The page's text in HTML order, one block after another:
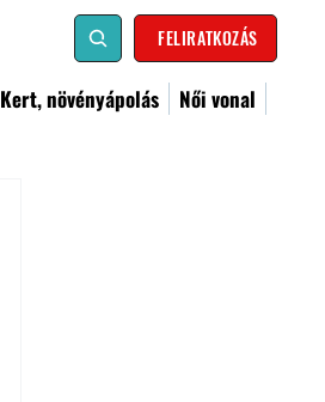
FELIRATKOZÁS
Kert, növényápolás Női vonal